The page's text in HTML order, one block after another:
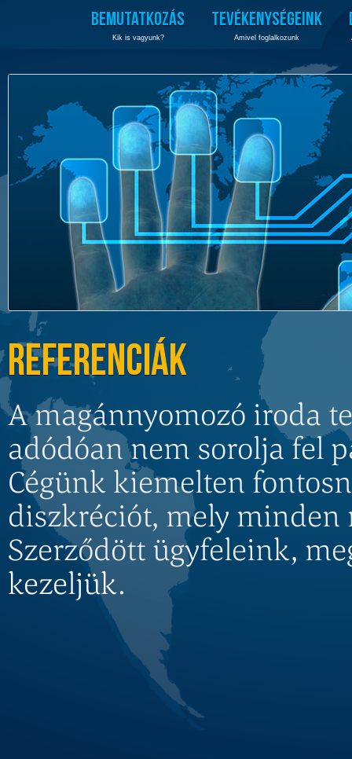
BEMUTATKOZÁS
Kik is vagyunk?
TEVÉKENYSÉGEINK
Amivel foglalkozunk
REFERENCIÁK
A magánnyomozó iroda
adódóan nem sorolja fel
Cégünk kiemelten
diszkréciót, mely minden
Szerződött ügyfeleink,
kezeljük.